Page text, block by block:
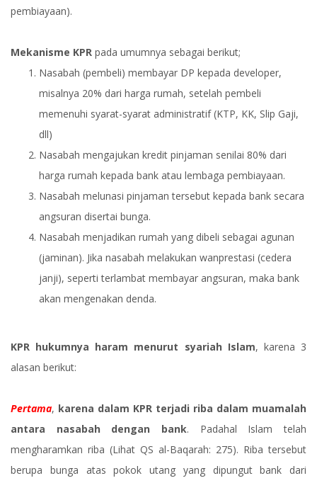
pembiayaan).
Mekanisme KPR pada umumnya sebagai berikut;
Nasabah (pembeli) membayar DP kepada developer,
misalnya 20% dari harga rumah, setelah pembeli
memenuhi syarat-syarat administratif (KTP, KK, Slip Gaji,
dll)
Nasabah mengajukan kredit pinjaman senilai 80% dari
harga rumah kepada bank atau lembaga pembiayaan.
Nasabah melunasi pinjaman tersebut kepada bank secara
angsuran disertai bunga.
Nasabah menjadikan rumah yang dibeli sebagai agunan
(jaminan). Jika nasabah melakukan wanprestasi (cedera
janji), seperti terlambat membayar angsuran, maka bank
akan mengenakan denda.
KPR hukumnya haram menurut syariah Islam, karena 3
alasan berikut:
Pertama, karena dalam KPR terjadi riba dalam muamalah
antara nasabah dengan bank. Padahal Islam telah
mengharamkan riba (Lihat QS al-Baqarah: 275). Riba tersebut
berupa bunga atas pokok utang yang dipungut bank dari